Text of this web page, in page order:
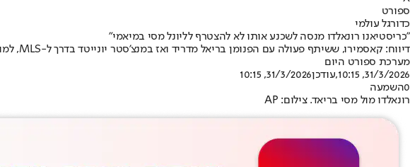
ספורט
כדורגל עולמי
"כריסטיאנו רונאלדו מנסה לשכנע אותו לא להצטרף לליונל מסי במיאמי"
דיווח: קאסמירו, ששיתף פעולה עם הפנומן בריאל מדריד ואז במנצ'סטר יונייטד בדרך ל-MLS, למורת רוחו של הפורטוגלי • יגרום לו לשנות כיוון לערב הסעודית?
מערכת ספורט היום
31/3/2026, 10:15
,עודכן31/3/2026, 10:15
0השמעה
רונאלדו מול מסי בריאד. צילום: AP